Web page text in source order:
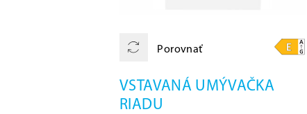
Porovnať
VSTAVANÁ UMÝVAČKA
RIADU